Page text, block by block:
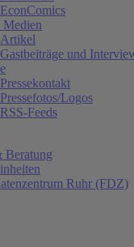
EconComics
Medien
Artikel
Gastbeiträge und
Pressekontakt
Pressefotos/Logos
RSS-Feeds
Beratung
Ruhr (FDZ)